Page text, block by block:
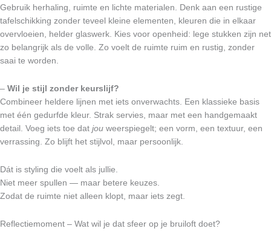
Gebruik herhaling, ruimte en lichte materialen. Denk aan een rustige
tafelschikking zonder teveel kleine elementen, kleuren die in elkaar
overvloeien, helder glaswerk. Kies voor openheid: lege stukken zijn net
zo belangrijk als de volle. Zo voelt de ruimte ruim en rustig, zonder
saai te worden.
– Wil je stijl zonder keurslijf?
Combineer heldere lijnen met iets onverwachts. Een klassieke basis
met één gedurfde kleur. Strak servies, maar met een handgemaakt
detail. Voeg iets toe dat jou weerspiegelt; een vorm, een textuur, een
verrassing. Zo blijft het stijlvol, maar persoonlijk.
Dát is styling die voelt als jullie.
Niet meer spullen — maar betere keuzes.
Zodat de ruimte niet alleen klopt, maar iets zegt.
Reflectiemoment – Wat wil je dat sfeer op je bruiloft doet?